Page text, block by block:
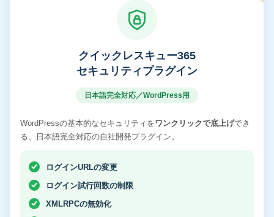
クイックレスキュー365
セキュリティプラグイン
日本語完全対応／WordPress用
WordPressの基本的なセキュリティをワンクリックで底上げでき
る、日本語完全対応の自社開発プラグイン。
ログインURLの変更
ログイン試行回数の制限
XMLRPCの無効化